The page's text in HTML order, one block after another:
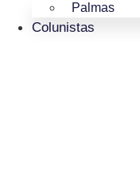
Palmas
Colunistas